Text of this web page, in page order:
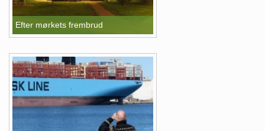
Efter mørkets frembrud